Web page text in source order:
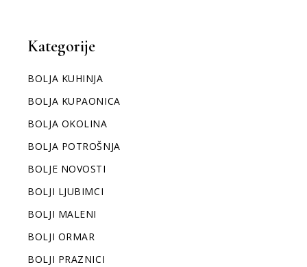
Kategorije
BOLJA KUHINJA
BOLJA KUPAONICA
BOLJA OKOLINA
BOLJA POTROŠNJA
BOLJE NOVOSTI
BOLJI LJUBIMCI
BOLJI MALENI
BOLJI ORMAR
BOLJI PRAZNICI